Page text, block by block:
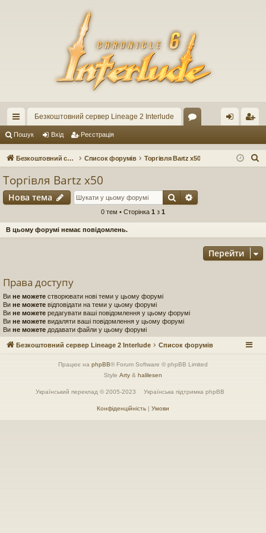
ви
дк
до
ст
уп
Безкоштовний сервер Lineage 2 Interlude
ум д ст
Пошук Вхід Реєстрація
Безкоштовний сервер Lineage 2 Interlude Список форумів Торгівля Bartz x50
Торгівля Bartz x50
Нова тема Пошук
0 тем • Сторінка 1 з 1
В цьому форумі немає повідомлень.
Перейти
Права доступу
Ви не можете створювати нові теми у цьому форумі
Ви не можете відповідати на теми у цьому форумі
Ви не можете редагувати ваші повідомлення у цьому форумі
Ви не можете видаляти ваші повідомлення у цьому форумі
Ви не можете додавати файли у цьому форумі
Безкоштовний сервер Lineage 2 Interlude Список форумів
Працює на phpBB® Forum Software © phpBB Limited
Style Arty & halilesen
Український переклад © 2005-2023 Українська підтримка phpBB
Конфіденційність | Умови